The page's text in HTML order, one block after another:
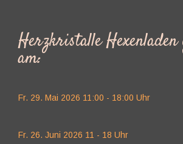
Herzkristalle Hexenladen
am:
Fr. 29. Mai 2026 11:00 - 18:00 Uhr
Fr. 26. Juni 2026 11 - 18 Uhr